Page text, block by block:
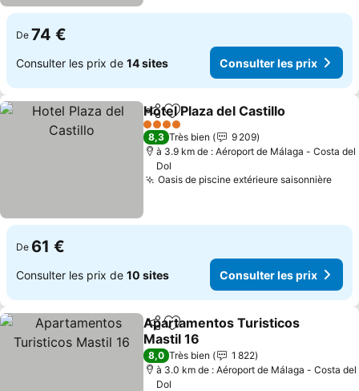
De 74 €
Consulter les prix de 14 sites Consulter les prix
PartagerAjouter à mes favoris
Hotel Plaza del Castillo
4 Étoiles
8,3 Très bien
9 209
à 3.9 km de : Aéroport de Málaga - Costa del
Dol
Oasis de piscine extérieure saisonnière
De 61 €
Consulter les prix de 10 sites Consulter les prix
PartagerAjouter à mes favoris
Apartamentos Turisticos
Mastil 16
8,0 Très bien
1 822
à 3.0 km de : Aéroport de Málaga - Costa del
Dol